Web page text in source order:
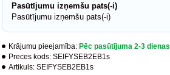
Krājumu pieejamība: Pēc pasūtījuma 2-3 dienas
Preces kods: SEIFYSEB2EB1s
Artikuls: SEIFYSEB2EB1s
Pasūtījumu izņemšu pats(-i)
Pasūtījumu izņemšu pats(-i)